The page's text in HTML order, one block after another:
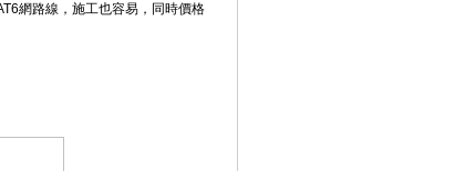
網路線，施工也容易，同時價格